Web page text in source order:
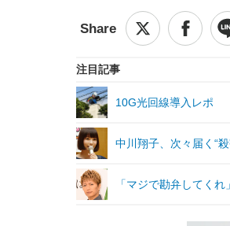
注目記事
10G光回線導入レポ
中川翔子、次々届く“
「マジで勘弁してく